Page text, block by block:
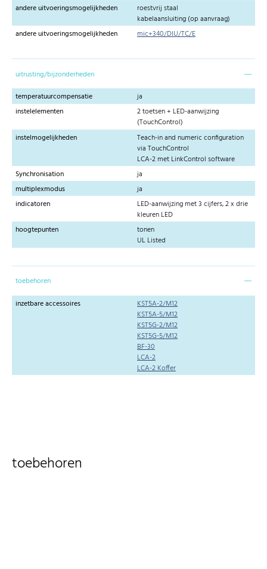
andere uitvoeringsmogelijkheden
roestvrij staal
kabelaansluiting (op aanvraag)
andere uitvoeringsmogelijkheden
mic+340/DIU/TC/E
uitrusting/bijzonderheden
temperatuurcompensatie
ja
instelelementen
2 toetsen + LED-aanwijzing
(TouchControl)
instelmogelijkheden
Teach-in and numeric configuration
via TouchControl
LCA-2 met LinkControl software
Synchronisation
ja
multiplexmodus
ja
indicatoren
LED-aanwijzing met 3 cijfers, 2 x drie
kleuren LED
hoogtepunten
tonen
UL Listed
toebehoren
inzetbare accessoires
KST5A-2/M12
KST5A-5/M12
KST5G-2/M12
KST5G-5/M12
BF-30
LCA-2
LCA-2 Koffer
toebehoren